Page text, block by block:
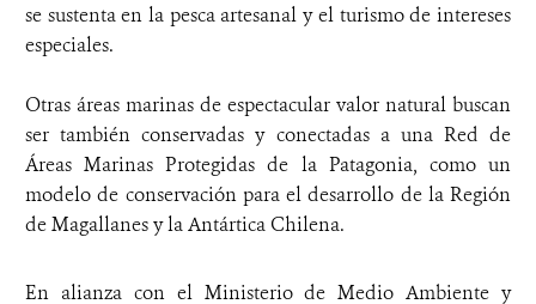
se sustenta en la pesca artesanal y el turismo de intereses
especiales.
Otras áreas marinas de espectacular valor natural buscan
ser también conservadas y conectadas a una Red de
Áreas Marinas Protegidas de la Patagonia, como un
modelo de conservación para el desarrollo de la Región
de Magallanes y la Antártica Chilena.
En alianza con el Ministerio de Medio Ambiente y